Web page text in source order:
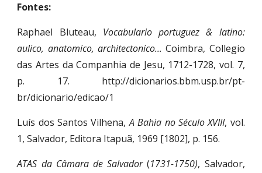
Fontes:
Raphael Bluteau, Vocabulario portuguez & latino:
aulico, anatomico, architectonico... Coimbra, Collegio
das Artes da Companhia de Jesu, 1712-1728, vol. 7,
p. 17. http://dicionarios.bbm.usp.br/pt-
br/dicionario/edicao/1
Luís dos Santos Vilhena,A Bahia no Século XVIII, vol.
1, Salvador, Editora Itapuã, 1969 [1802], p. 156.
ATAS da Câmara de Salvador(1731-1750), Salvador,